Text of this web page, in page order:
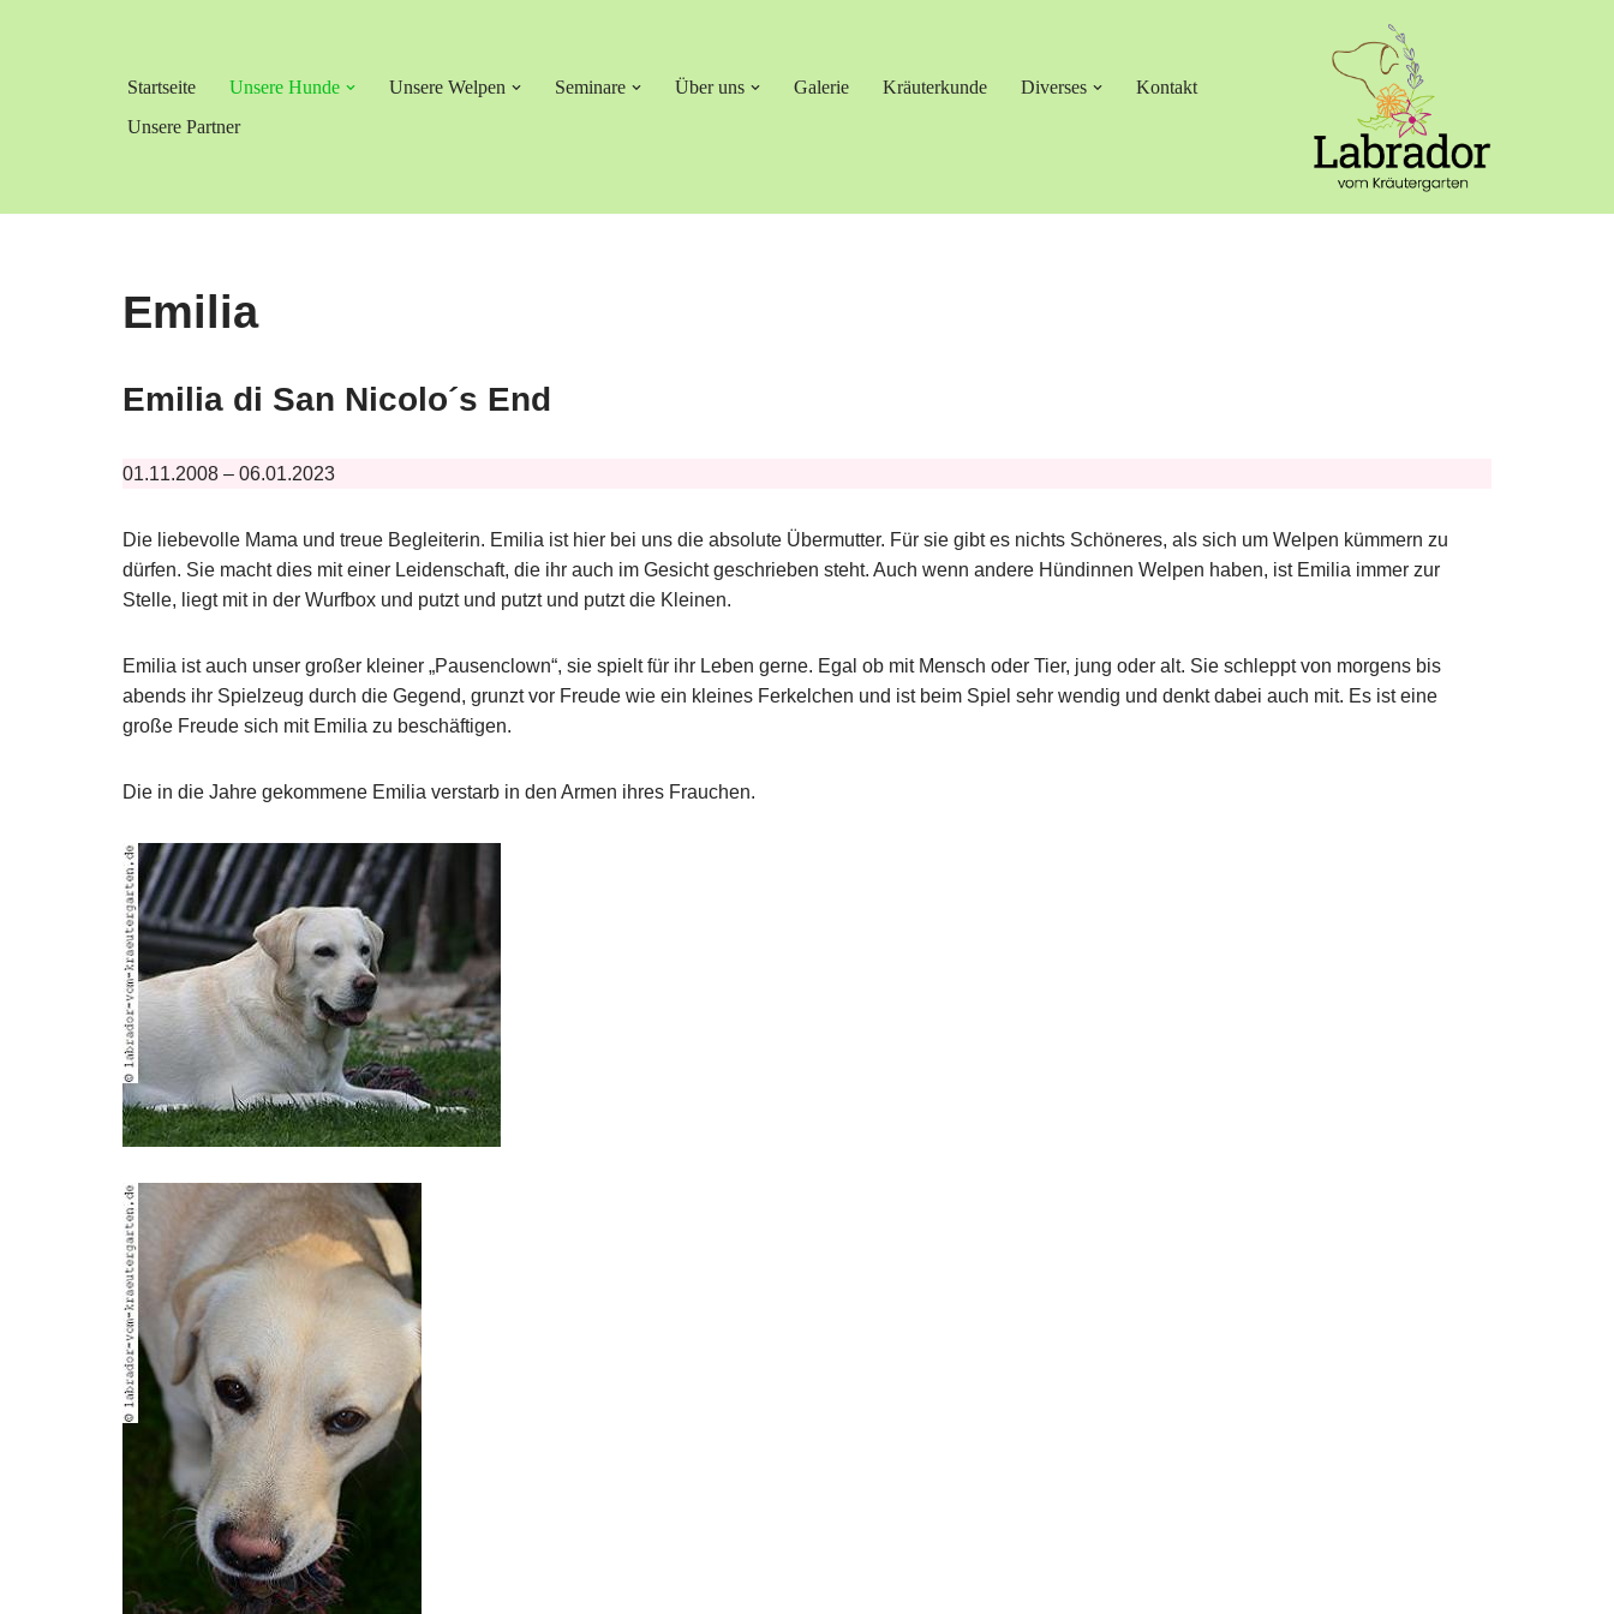
Startseite Unsere Hunde Unsere Welpen Seminare Über uns Galerie Kräuterkunde Diverses
Kontakt
Unsere Partner
Emilia
Emilia di San Nicolo´s End
01.11.2008 – 06.01.2023
Die liebevolle Mama und treue Begleiterin. Emilia ist hier bei uns die absolute Übermutter. Für sie gibt es nichts Schöneres, als sich um Welpen kümmern zu
dürfen. Sie macht dies mit einer Leidenschaft, die ihr auch im Gesicht geschrieben steht. Auch wenn andere Hündinnen Welpen haben, ist Emilia immer zur
Stelle, liegt mit in der Wurfbox und putzt und putzt und putzt die Kleinen.
Emilia ist auch unser großer kleiner „Pausenclown“, sie spielt für ihr Leben gerne. Egal ob mit Mensch oder Tier, jung oder alt. Sie schleppt von morgens bis
abends ihr Spielzeug durch die Gegend, grunzt vor Freude wie ein kleines Ferkelchen und ist beim Spiel sehr wendig und denkt dabei auch mit. Es ist eine
große Freude sich mit Emilia zu beschäftigen.
Die in die Jahre gekommene Emilia verstarb in den Armen ihres Frauchen.